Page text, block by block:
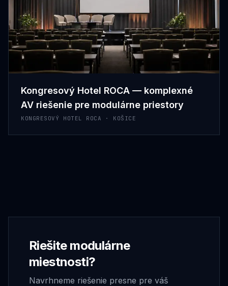
Kongresový Hotel ROCA — komplexné
AV riešenie pre modulárne priestory
KONGRESOVÝ HOTEL ROCA · KOŠICE
Riešite modulárne
miestnosti?
Navrhneme riešenie presne pre váš